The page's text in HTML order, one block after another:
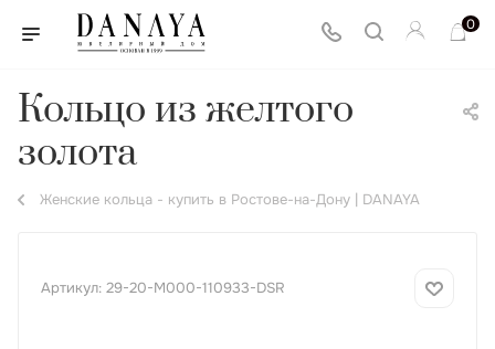
0
Кольцо из желтого
золота
Женские кольца - купить в Ростове-на-Дону | DANAYA
Артикул: 29-20-М000-110933-DSR